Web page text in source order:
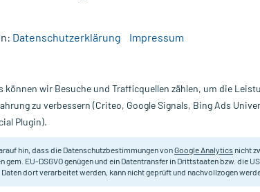
Nur für kurze Zeit:Gratis-Versand* ab 19€
30 ml
Hochwirksames Spray
langanhaltenden
Datenschutzerklärung Impressum
können wir Besuche und Trafficquellen zählen, um die
zu verbessern (Criteo, Google Signals, Bing Ads
Plugin).
hin, dass die Datenschutzbestimmungen vonGoogle Analytics nicht
gem. EU-DSGVO genügen und ein Datentransfer in Drittstaaten bzw. die
Daten dort verarbeitet werden, kann nicht geprüft und nachvollzogen